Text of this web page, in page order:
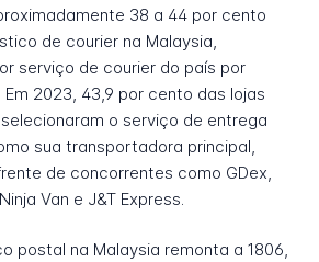
38 a 44 por cento
de courier na Malaysia,
serviço de courier do país por
2023, 43,9 por cento das lojas
o serviço de entrega
sua transportadora principal,
de concorrentes como GDex,
Van e J&T Express.
postal na Malaysia remonta a 1806,